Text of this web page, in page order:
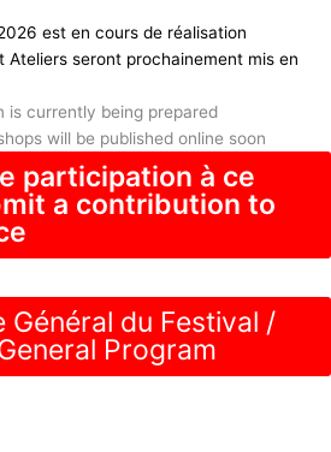
est en cours de réalisation
Ateliers seront prochainement mis en
is currently being prepared
will be published online soon
participation à ce
a contribution to
Général du Festival /
Program